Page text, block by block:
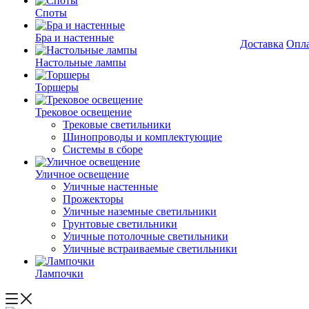
Споты
Бра и настенные
Настольные лампы
Торшеры
Трековое освещение
Трековые светильники
Шинопроводы и комплектующие
Системы в сборе
Уличное освещение
Уличные настенные
Прожекторы
Уличные наземные светильники
Грунтовые светильники
Уличные потолочные светильники
Уличные встраиваемые светильники
Лампочки
Доставка